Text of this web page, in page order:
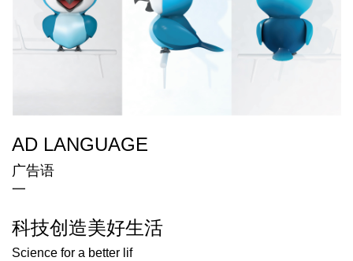
AD LANGUAGE
广告语
一
科技创造美好生活
Science for a better lif